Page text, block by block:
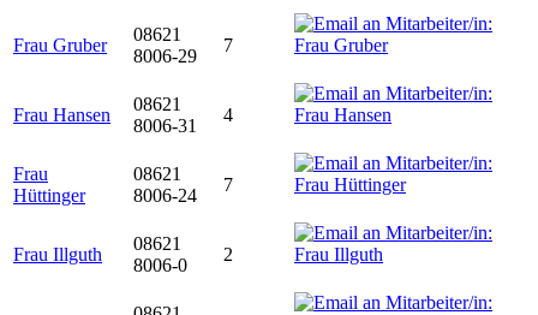
Frau Gruber
08621
8006-29
7
Frau Hansen
08621
8006-31
4
Frau
Hüttinger
08621
8006-24
7
Frau Illguth
08621
8006-0
2